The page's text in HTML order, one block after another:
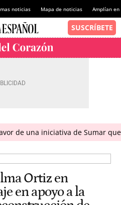
noticias Mapa de noticias Amplían
de una iniciativa de Sumar
Ortiz en
en apoyo a la